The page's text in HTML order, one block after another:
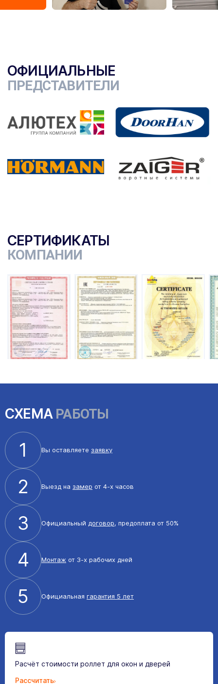
ОФИЦИАЛЬНЫЕ
ПРЕДСТАВИТЕЛИ
СЕРТИФИКАТЫ
КОМПАНИИ
СХЕМАРАБОТЫ
1 Вы оставляете заявку
2 Выезд на замер от 4-х часов
3 Официальный договор, предоплата от 50%
4 Монтаж от 3-х рабочих дней
5 Официальная гарантия 5 лет
Расчёт стоимости роллет для окон и дверей
Рассчитать